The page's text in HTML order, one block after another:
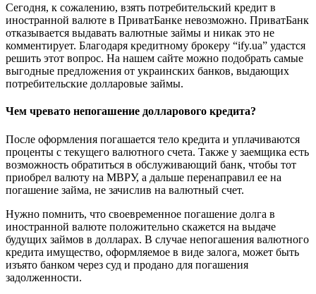
Сегодня, к сожалению, взять потребительский кредит в
иностранной валюте в ПриватБанке невозможно. ПриватБанк
отказывается выдавать валютные займы и никак это не
комментирует. Благодаря кредитному брокеру “ify.ua” удастся
решить этот вопрос. На нашем сайте можно подобрать самые
выгодные предложения от украинских банков, выдающих
потребительские долларовые займы.
Чем чревато непогашение долларового кредита?
После оформления погашается тело кредита и уплачиваются
проценты с текущего валютного счета. Также у заемщика есть
возможность обратиться в обслуживающий банк, чтобы тот
приобрел валюту на МВРУ, а дальше перенаправил ее на
погашение займа, не зачислив на валютный счет.
Нужно помнить, что своевременное погашение долга в
иностранной валюте положительно скажется на выдаче
будущих займов в долларах. В случае непогашения валютного
кредита имущество, оформляемое в виде залога, может быть
изъято банком через суд и продано для погашения
задолженности.